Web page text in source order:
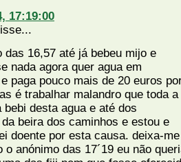
17:19:00
das 16,57 até já bebeu mijo e
nada agora quer agua em
paga pouco mais de 20 euros
é trabalhar malandro que toda a
bebi desta agua e até dos
beira dos caminhos e estou e
doente por esta causa. deixa-me
o anónimo das 17´19 eu não